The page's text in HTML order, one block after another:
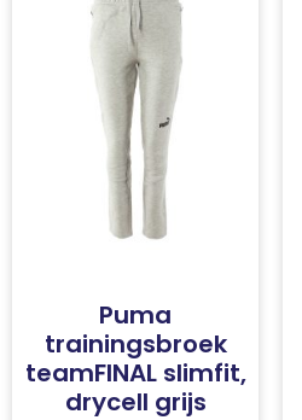
Puma
trainingsbroek
teamFINAL slimfit,
drycell grijs